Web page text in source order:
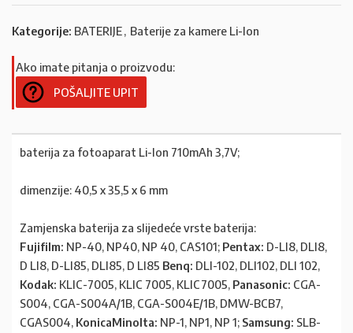
Kategorije: BATERIJE, Baterije za kamere Li-Ion
Ako imate pitanja o proizvodu:
POŠALJITE UPIT
baterija za fotoaparat Li-Ion 710mAh 3,7V;
dimenzije: 40,5 x 35,5 x 6 mm
Zamjenska baterija za slijedeće vrste baterija:
Fujifilm: NP-40, NP40, NP 40, CAS101; Pentax: D-LI8, DLI8,
D LI8, D-LI85, DLI85, D LI85 Benq: DLI-102, DLI102, DLI 102,
Kodak: KLIC-7005, KLIC 7005, KLIC7005, Panasonic: CGA-
S004, CGA-S004A/1B, CGA-S004E/1B, DMW-BCB7,
CGAS004, KonicaMinolta: NP-1, NP1, NP 1; Samsung: SLB-